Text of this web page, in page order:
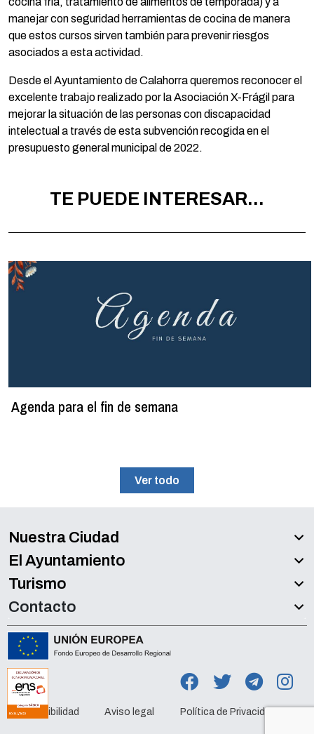
manejar con seguridad herramientas de cocina de manera
que estos cursos sirven también para prevenir riesgos
asociados a esta actividad.
Desde el Ayuntamiento de Calahorra queremos reconocer el
excelente trabajo realizado por la Asociación X-Frágil para
mejorar la situación de las personas con discapacidad
intelectual a través de esta subvención recogida en el
presupuesto general municipal de 2022.
TE PUEDE INTERESAR...
Agenda para el fin de semana
Ver todo
Nuestra Ciudad
El Ayuntamiento
Turismo
Contacto
Accesibilidad Aviso legal Política de Privacidad